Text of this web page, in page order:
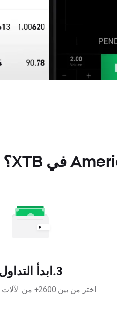
3.ابدأ التداول
اختر من بين 2600+ من الآلات الموسيقية.